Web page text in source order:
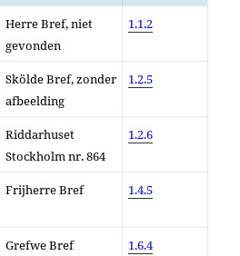
Herre Bref, niet
gevonden
1.1.2
Skölde Bref, zonder
afbeelding
1.2.5
Riddarhuset
Stockholm nr. 864
1.2.6
Frijherre Bref 1.4.5
Grefwe Bref 1.6.4